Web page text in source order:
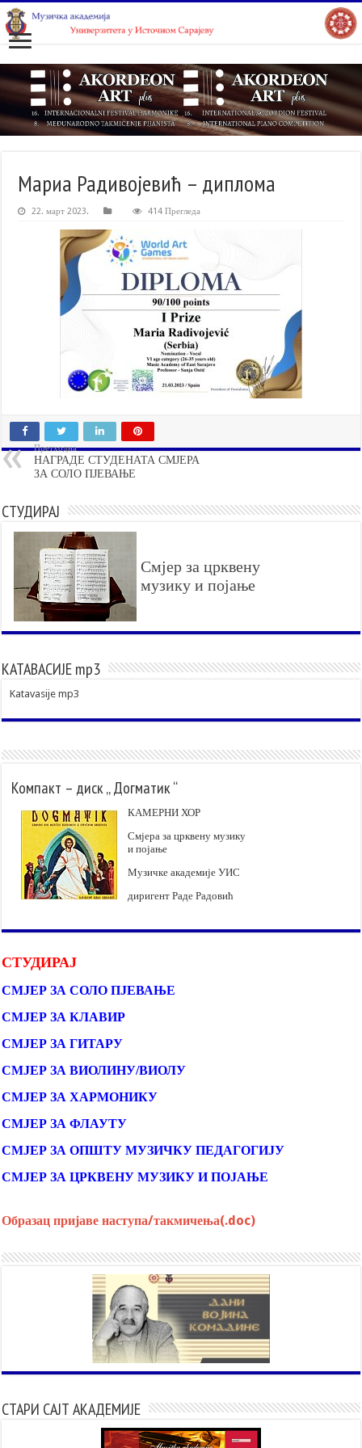
Мариа Радивојевић – диплома
22. март 2023. 414 Прегледа
Претходна
НАГРАДЕ СТУДЕНАТА СМЈЕРА
ЗА СОЛО ПЈЕВАЊЕ
СТУДИРАЈ
Смјер за црквену
музику и појање
КАТАВАСИЈЕ mp3
Katavasije mp3
Компакт – диск „ Догматик “
КАМЕРНИ ХОР
Смјера за црквену музику
и појање
Музичке академије УИС
диригент Раде Радовић
СТУДИРАЈ
СМЈЕР ЗА СОЛО ПЈЕВАЊЕ
СМЈЕР ЗА КЛАВИР
СМЈЕР ЗА ГИТАРУ
СМЈЕР ЗА ВИОЛИНУ/ВИОЛУ
СМЈЕР ЗА ХАРМОНИКУ
СМЈЕР ЗА ФЛАУТУ
СМЈЕР ЗА ОПШТУ МУЗИЧКУ ПЕДАГОГИЈУ
СМЈЕР ЗА ЦРКВЕНУ МУЗИКУ И ПОЈАЊЕ
Образац пријаве наступа/такмичења(.doc)
СТАРИ САЈТ АКАДЕМИЈЕ